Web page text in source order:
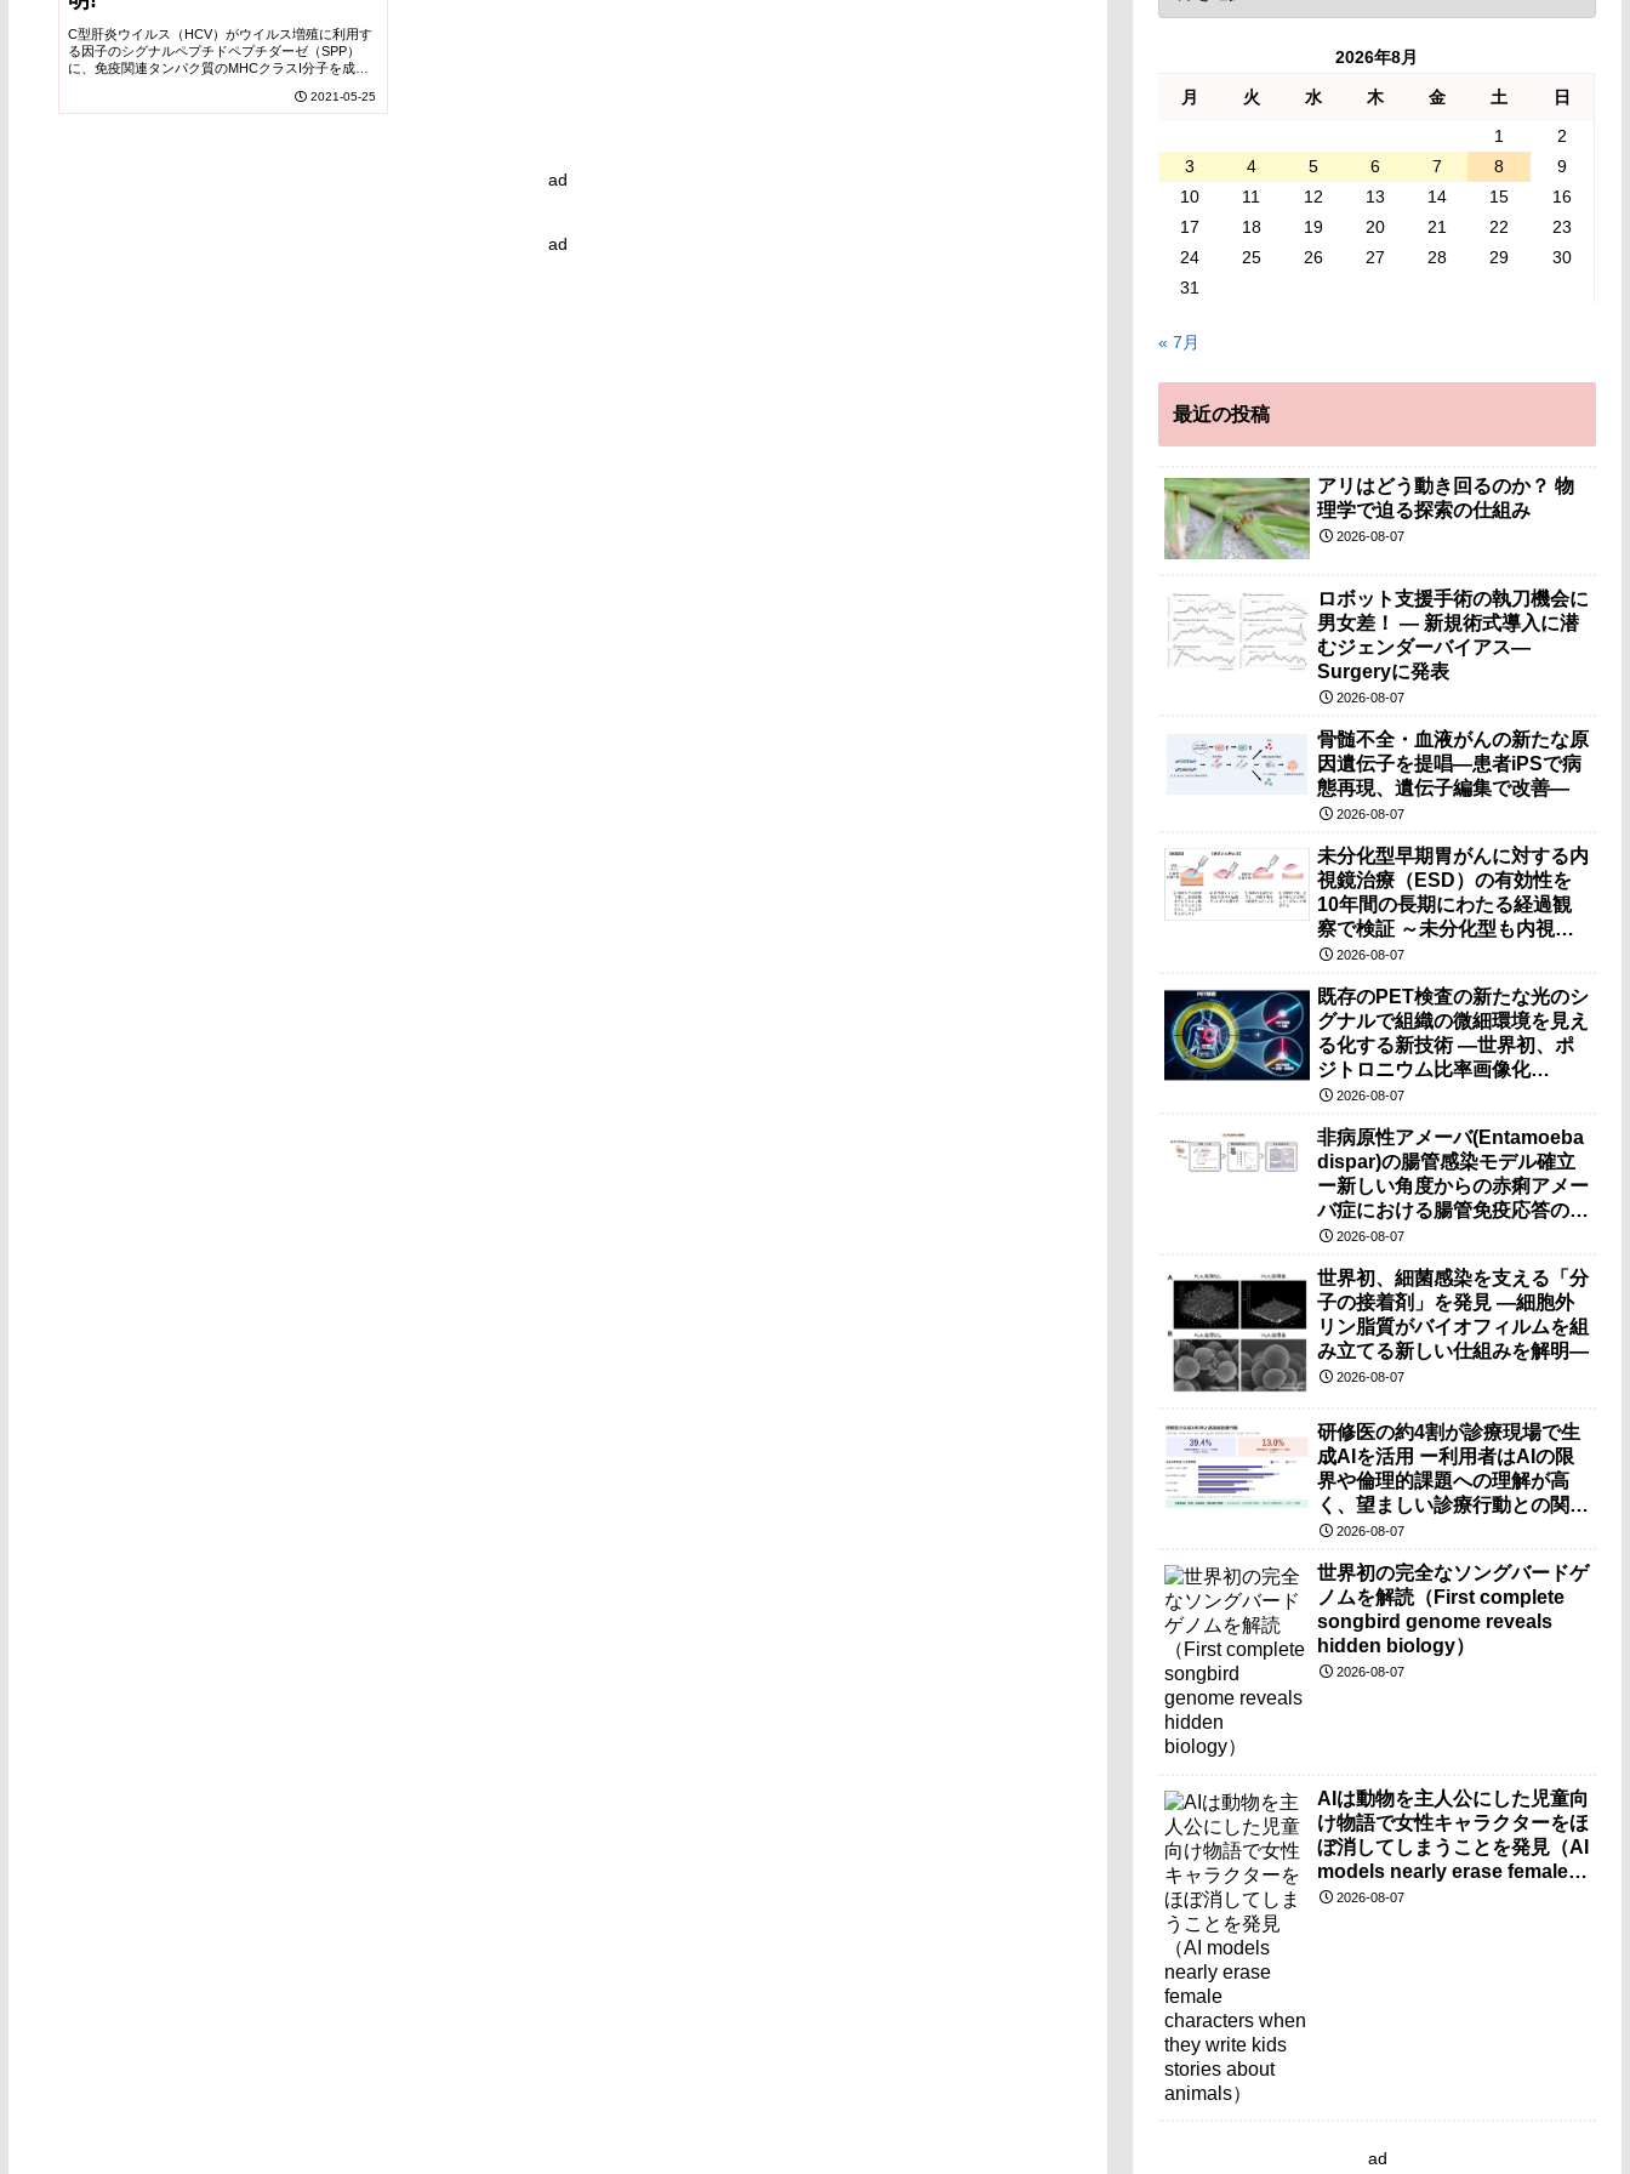
C型肝炎ウイルス（HCV）がウイルス増殖に利用す
る因子のシグナルペプチドペプチダーゼ（SPP）
に、免疫関連タンパク質のMHCクラスI分子を成熟
2021-05-25
ad
ad
2026年8月
月 火 水 木 金 土
日
1
2
3
4 5 6 7 8
9
10
11 12 13 14 15
16
17
18 19 20 21 22
23
24
25 26 27 28 29
30
31
« 7月
最近の投稿
アリはどう動き回るのか？ 物
理学で迫る探索の仕組み
2026-08-07
ロボット支援手術の執刀機会に
男女差！ — 新規術式導入に潜
むジェンダーバイアス—
Surgeryに発表
2026-08-07
骨髄不全・血液がんの新たな原
因遺伝子を提唱―患者iPSで病
態再現、遺伝子編集で改善―
2026-08-07
未分化型早期胃がんに対する内
視鏡治療（ESD）の有効性を
10年間の長期にわたる経過観
察で検証 ～未分化型も内視鏡
治療で胃の温存が可能～
2026-08-07
既存のPET検査の新たな光のシ
グナルで組織の微細環境を見え
る化する新技術 ―世界初、ポ
ジトロニウム比率画像化
（PRI）の原理検証に成功―
2026-08-07
非病原性アメーバ(Entamoeba
dispar)の腸管感染モデル確立
ー新しい角度からの赤痢アメー
バ症における腸管免疫応答の理
解に期待ー
2026-08-07
世界初、細菌感染を支える「分
子の接着剤」を発見 ―細胞外
リン脂質がバイオフィルムを組
み立てる新しい仕組みを解明―
2026-08-07
研修医の約4割が診療現場で生
成AIを活用 ー利用者はAIの限
界や倫理的課題への理解が高
く、望ましい診療行動との関連
も確認ー
2026-08-07
世界初の完全なソングバードゲ
ノムを解読（First complete
songbird genome reveals
hidden biology）
2026-08-07
AIは動物を主人公にした児童向
け物語で女性キャラクターをほ
ぼ消してしまうことを発見（AI
models nearly erase female
characters when they write
2026-08-07
ad